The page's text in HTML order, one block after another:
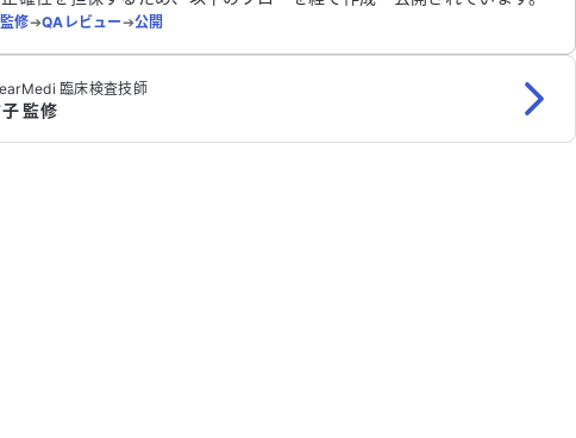
修➔QAレビュー➔公開
臨床検査技師
監修